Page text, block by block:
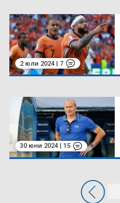
2 юли 2024 | 7
30 юни 2024 | 15